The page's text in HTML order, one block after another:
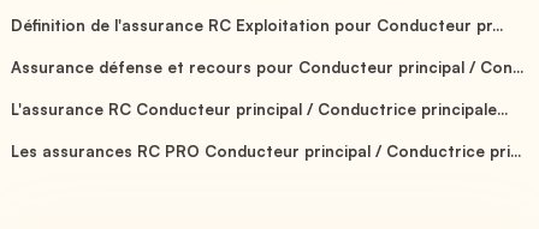
Définition de l'assurance RC Exploitation pour Conducteur pr...
Assurance défense et recours pour Conducteur principal / Con...
L'assurance RC Conducteur principal / Conductrice principale...
Les assurances RC PRO Conducteur principal / Conductrice pri...